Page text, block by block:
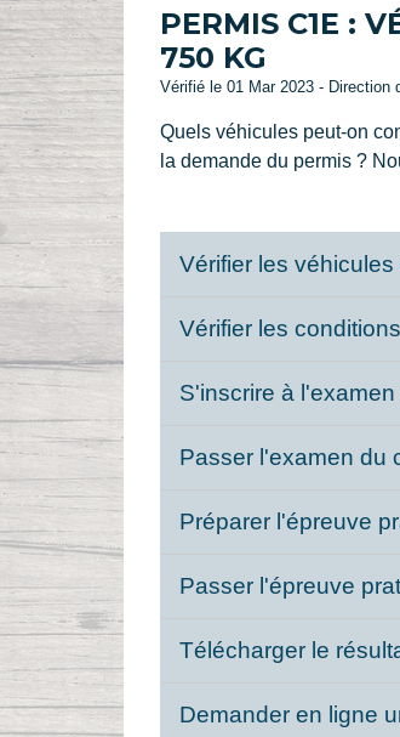
PERMIS C1E :
750 KG
Vérifié le 01 Mar 2023 - Direction
Quels véhicules peut-on
la demande du permis ?
Vérifier les
Vérifier les
S'inscrire à
Passer l'examen du
Préparer l'épreuve
Passer l'épreuve
Télécharger le
Demander en ligne